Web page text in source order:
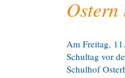
Am Freitag,
Schultag vor
Schulhof